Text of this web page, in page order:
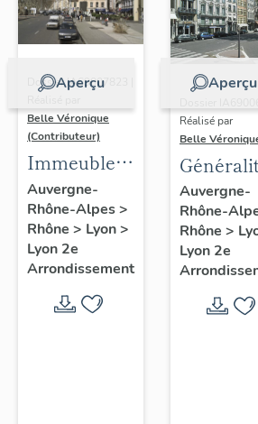
Aperçu
Dossier IA69007823 |
Belle Véronique
(Contributeur)
Immeubles
du secteur
des
Jacobins
Auvergne-
Rhône-Alpes>
Rhône > Lyon>
Lyon 2e
Arrondissement
Aperçu
Réalisé par
Belle
du
des
Jacobins
Auvergne-
Rhône-
Rhône >
Lyon 2e